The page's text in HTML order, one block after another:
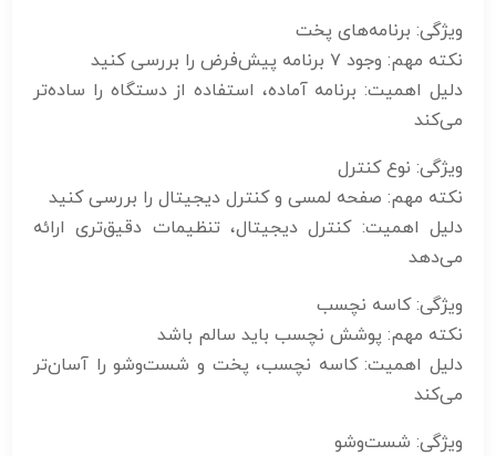
ویژگی: برنامه‌های پخت
نکته مهم: وجود ۷ برنامه پیش‌فرض را بررسی کنید
دلیل اهمیت: برنامه آماده، استفاده از دستگاه را ساده‌تر
می‌کند
ویژگی: نوع کنترل
نکته مهم: صفحه لمسی و کنترل دیجیتال را بررسی کنید
دلیل اهمیت: کنترل دیجیتال، تنظیمات دقیق‌تری ارائه
می‌دهد
ویژگی: کاسه نچسب
نکته مهم: پوشش نچسب باید سالم باشد
دلیل اهمیت: کاسه نچسب، پخت و شست‌وشو را آسان‌تر
می‌کند
ویژگی: شست‌وشو